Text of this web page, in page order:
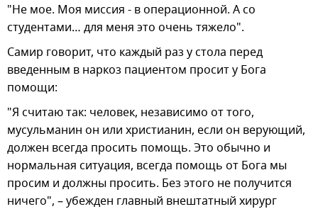
"Не мое. Моя миссия - в операционной. А со
студентами… для меня это очень тяжело".
Самир говорит, что каждый раз у стола перед
введенным в наркоз пациентом просит у Бога
помощи:
"Я считаю так: человек, независимо от того,
мусульманин он или христианин, если он верующий,
должен всегда просить помощь. Это обычно и
нормальная ситуация, всегда помощь от Бога мы
просим и должны просить. Без этого не получится
ничего", – убежден главный внештатный хирург